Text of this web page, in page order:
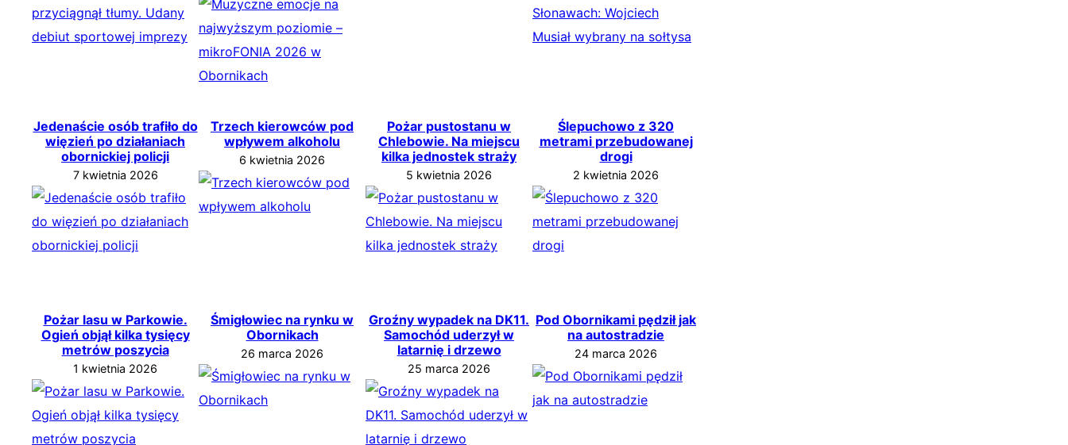
Jedenaście osób trafiło do
więzień po działaniach
obornickiej policji
7 kwietnia 2026
Trzech kierowców pod
wpływem alkoholu
6 kwietnia 2026
Pożar pustostanu w
Chlebowie. Na miejscu
kilka jednostek straży
5 kwietnia 2026
Ślepuchowo z 320
metrami przebudowanej
drogi
2 kwietnia 2026
Pożar lasu w Parkowie.
Ogień objął kilka tysięcy
metrów poszycia
1 kwietnia 2026
Śmigłowiec na rynku w
Obornikach
26 marca 2026
Groźny wypadek na DK11.
Samochód uderzył w
latarnię i drzewo
25 marca 2026
Pod Obornikami pędził jak
na autostradzie
24 marca 2026